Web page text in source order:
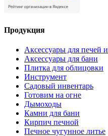
Продукция
Аксессуары для печей
Аксессуары для бани
Плитка для облицовки
Инструмент
Садовый инвентарь
Готовим на огне
Дымоходы
Камни для бани
Кирпич печной
Печное чугунное литье